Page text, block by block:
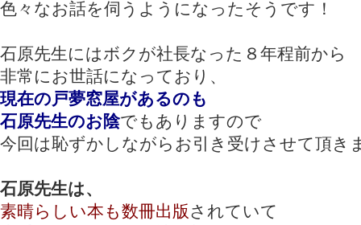
色々なお話を伺うようになったそうです！
石原先生にはボクが社長なった８年程前から
非常にお世話になっており、
現在の戸夢窓屋があるのも
石原先生のお陰でもありますので
今回は恥ずかしながらお引き受けさせて頂き
石原先生は、
素晴らしい本も数冊出版 されていて